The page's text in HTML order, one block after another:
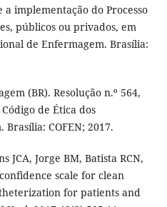
a implementação do Processo
públicos ou privados, em
de Enfermagem. Brasília:
(BR). Resolução n.º 564,
de Ética dos
COFEN; 2017.
JCA, Jorge BM, Batista RCN,
scale for clean
for patients and